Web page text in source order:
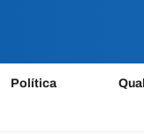
Política